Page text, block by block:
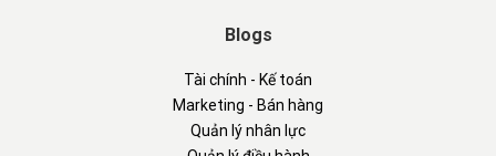
Blogs
Tài chính - Kế toán
Marketing - Bán hàng
Quản lý nhân lực